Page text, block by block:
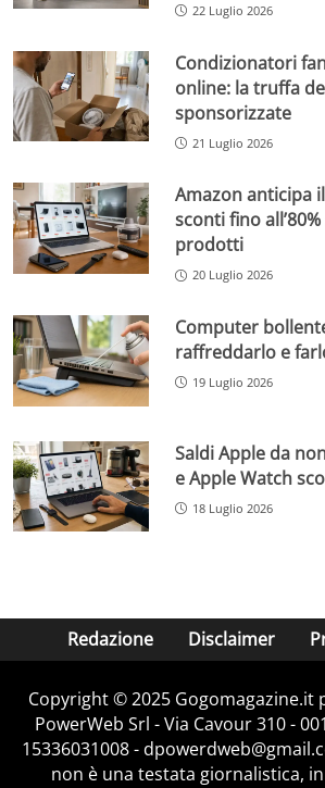
22 Luglio 2026
Condizionatori
online: la truffa
sponsorizzate
21 Luglio 2026
Amazon anticipa
sconti fino
prodotti
20 Luglio 2026
Computer
raffreddarlo e
19 Luglio 2026
Saldi Apple da
e Apple Watch
18 Luglio 2026
Redazione Disclaimer
Copyright © 2025 Gogomagazine.it
PowerWeb Srl - Via Cavour 310 -
15336031008 -
non è una testata giornalistica,